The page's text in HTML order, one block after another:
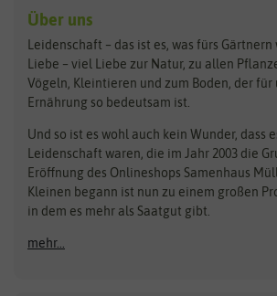
Kräutersamen
Obstsamen
Pilzbrut
Rasensamen
Steckzwiebeln
Zimmer & Kübelpflanzen
Kataloge
Schnäppchen
Anzucht & Gartenzubehör
Anzuchtschalen
Benary
Bingenheimer Saatgut
Bionana
BIOWOL
Blumicorn
Bûten Birds
Dürr-
Fertil
Flora
Über uns
Leidenschaft – das ist es, was fürs
Liebe – viel Liebe zur Natur, zu allen
Vögeln, Kleintieren und zum Boden, der für
Ernährung so bedeutsam ist.
Und so ist es wohl auch kein Wunder, dass
Leidenschaft waren, die im Jahr 2003 die
Eröffnung des Onlineshops Samenhaus
Kleinen begann ist nun zu einem großen
in dem es mehr als Saatgut gibt.
mehr...